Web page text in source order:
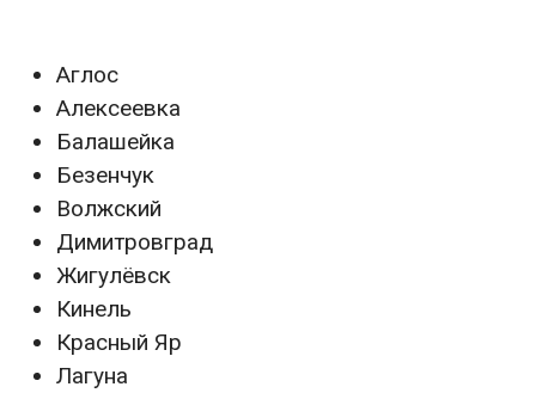
Аглос
Алексеевка
Балашейка
Безенчук
Волжский
Димитровград
Жигулёвск
Кинель
Красный Яр
Лагуна